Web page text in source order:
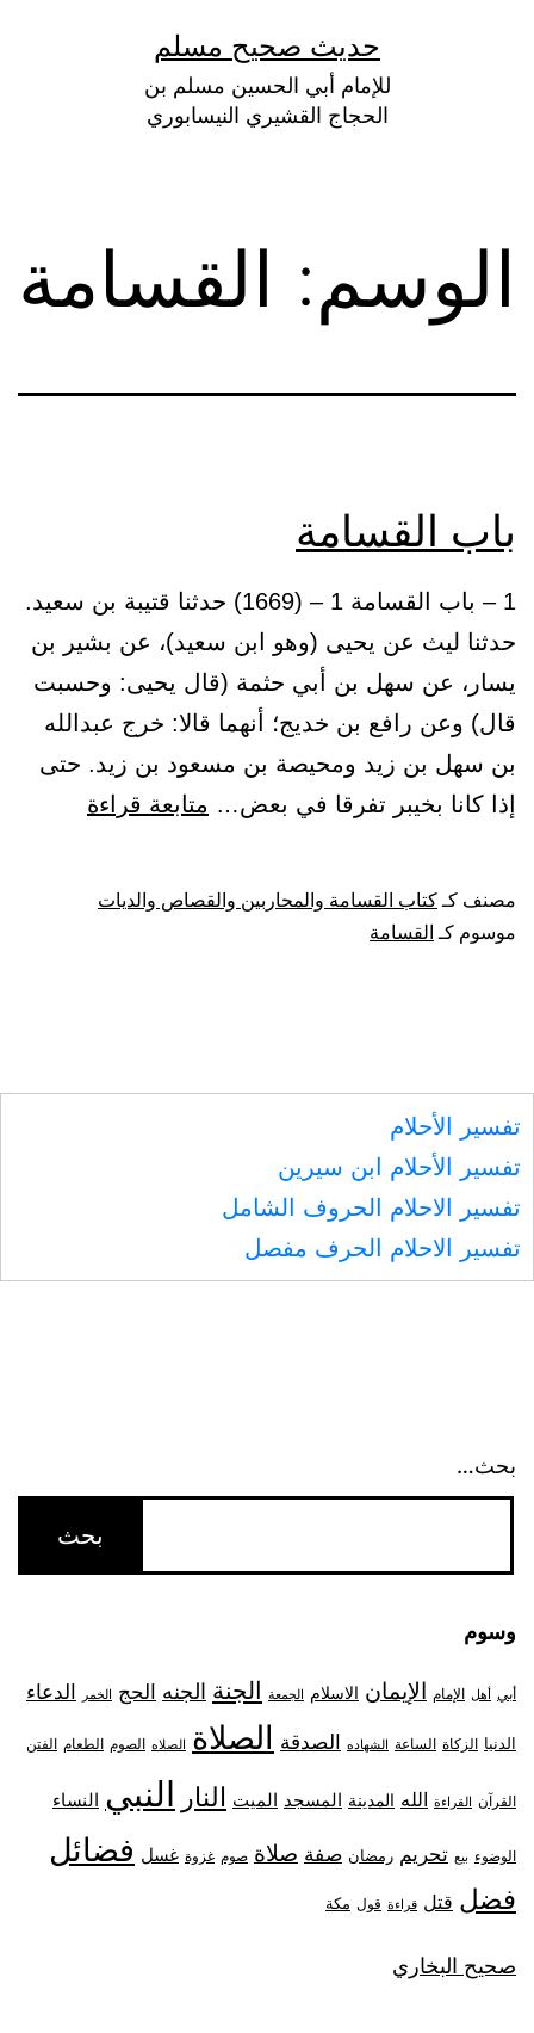
حديث صحيح مسلم
للإمام أبي الحسين مسلم بن
الحجاج القشيري النيسابوري
الوسم: القسامة
باب القسامة
1 – باب القسامة 1 – (1669) حدثنا قتيبة بن سعيد.
حدثنا ليث عن يحيى (وهو ابن سعيد)، عن بشير بن
يسار، عن سهل بن أبي حثمة (قال يحيى: وحسبت
قال) وعن رافع بن خديج؛ أنهما قالا: خرج عبدالله
بن سهل بن زيد ومحيصة بن مسعود بن زيد. حتى
إذا كانا بخيبر تفرقا في بعض… متابعة قراءة
مصنف كـكتاب القسامة والمحاربين والقصاص والديات
موسوم كـ القسامة
تفسير الأحلام
تفسير الأحلام ابن سيرين
تفسير الاحلام الحروف الشامل
تفسير الاحلام الحرف مفصل
بحث…
وسوم
أبي أهل الإمام الإيمان الاسلام الجمعة الجنة الجنه الحج الخمر الدعاء
الدنيا الزكاة الساعة الشهاده الصدقة الصلاة الصلاه الصوم الطعام الفتن
القرآن القراءة الله المدينة المسجد الميت النار النبي النساء
الوضوء بيع تحريم رمضان صفة صلاة صوم غزوة غسل فضائل
فضل قتل قراءة قول مكة
صحيح البخاري